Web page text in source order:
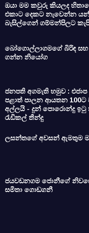
ඔයා මම කවුරු කියලද
එකාට දෙකට නැවෙන්න
බැසිල්ගෙන් ගම්මන්පිලට
බෝගොල්ලාගමගේ බිරිඳ සහ
ගන්න නියෝග
ජනපති අගමැති හමුව :
පළාත් පාලන ආයතන 100ට
අල්ලයි - දුන් පොරොන්දු ඉටු
රැඩිකල් තීන්දු
ලසන්තගේ අවසන් ඇමතුම
ජයවඩනගම ජොනීගේ
සමිතා ගොඩගනී